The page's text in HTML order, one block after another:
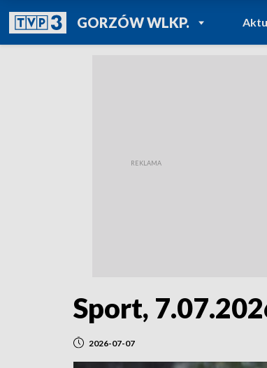
GORZÓW WLKP.POWRÓT DO
TVP REGIONY
Sport,
2026-07-07